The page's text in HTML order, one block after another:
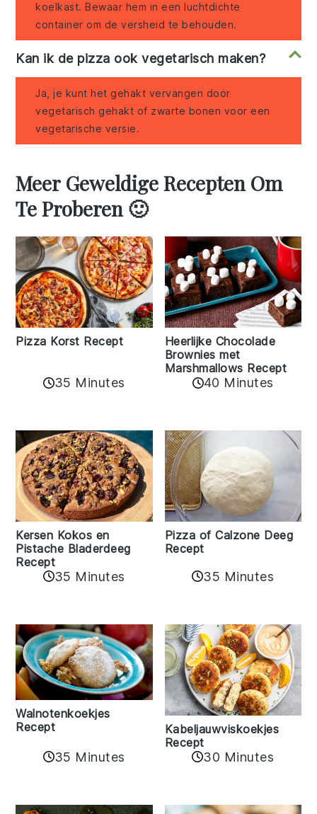
koelkast. Bewaar hem in een luchtdichte
container om de versheid te behouden.
Kan ik de pizza ook vegetarisch maken?
Ja, je kunt het gehakt vervangen door
vegetarisch gehakt of zwarte bonen voor een
vegetarische versie.
Meer Geweldige Recepten Om
Te Proberen 🙂
Pizza Korst Recept
35 Minutes
Heerlijke Chocolade
Brownies met
Marshmallows Recept
40 Minutes
Kersen Kokos en
Pistache Bladerdeeg
Recept
35 Minutes
Pizza of Calzone Deeg
Recept
35 Minutes
Walnotenkoekjes
Recept
35 Minutes
Kabeljauwviskoekjes
Recept
30 Minutes